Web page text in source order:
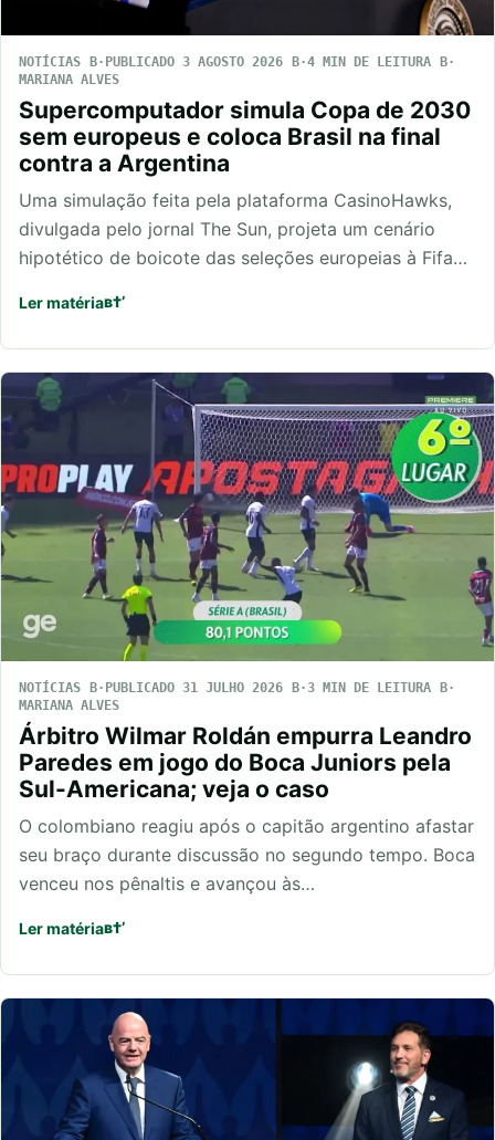
NOTÍCIAS PUBLICADO 3 AGOSTO 2026
4 MIN DE LEITURA
MARIANA ALVES
Supercomputador simula Copa de 2030
sem europeus e coloca Brasil na final
contra a Argentina
Uma simulação feita pela plataforma CasinoHawks,
divulgada pelo jornal The Sun, projeta um cenário
hipotético de boicote das seleções europeias à Fifa…
Ler matéria
NOTÍCIAS PUBLICADO 31 JULHO 2026
3 MIN DE LEITURA
MARIANA ALVES
Árbitro Wilmar Roldán empurra Leandro
Paredes em jogo do Boca Juniors pela
Sul-Americana; veja o caso
O colombiano reagiu após o capitão argentino afastar
seu braço durante discussão no segundo tempo. Boca
venceu nos pênaltis e avançou às…
Ler matéria